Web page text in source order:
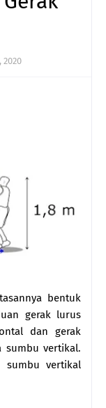
2020
bentuk
gerak lurus
dan gerak
sumbu vertikal.
sumbu vertikal